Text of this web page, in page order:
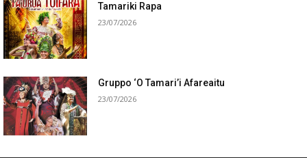
Tamariki Rapa
23/07/2026
Gruppo ‘O Tamari’i Afareaitu
23/07/2026